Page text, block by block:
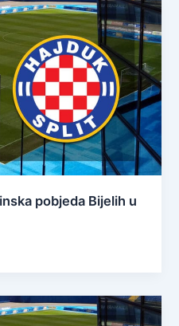
pobjeda Bijelih u